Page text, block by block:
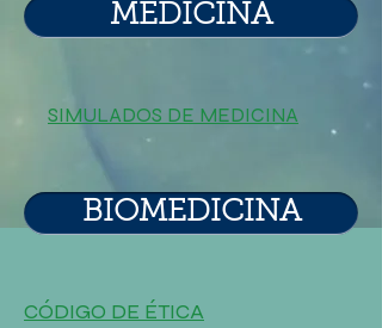
MEDICINA
SIMULADOS DE MEDICINA
BIOMEDICINA
CÓDIGO DE ÉTICA